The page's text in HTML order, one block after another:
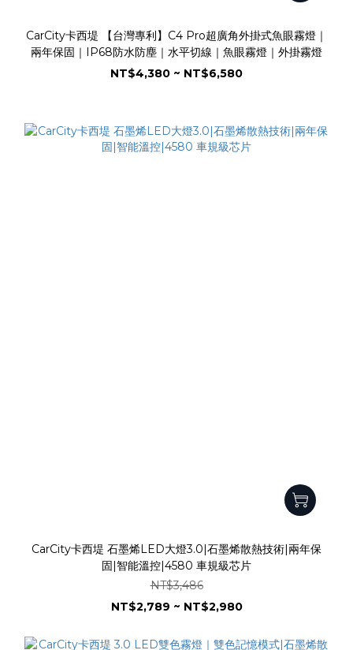
CarCity卡西堤 【台灣專利】C4 Pro超廣角外掛式魚眼霧燈｜
兩年保固｜IP68防水防塵｜水平切線｜魚眼霧燈｜外掛霧燈
NT$4,380 ~ NT$6,580
CarCity卡西堤 石墨烯LED大燈3.0|石墨烯散熱技術|兩年保
固|智能溫控|4580 車規級芯片
NT$3,486
NT$2,789 ~ NT$2,980